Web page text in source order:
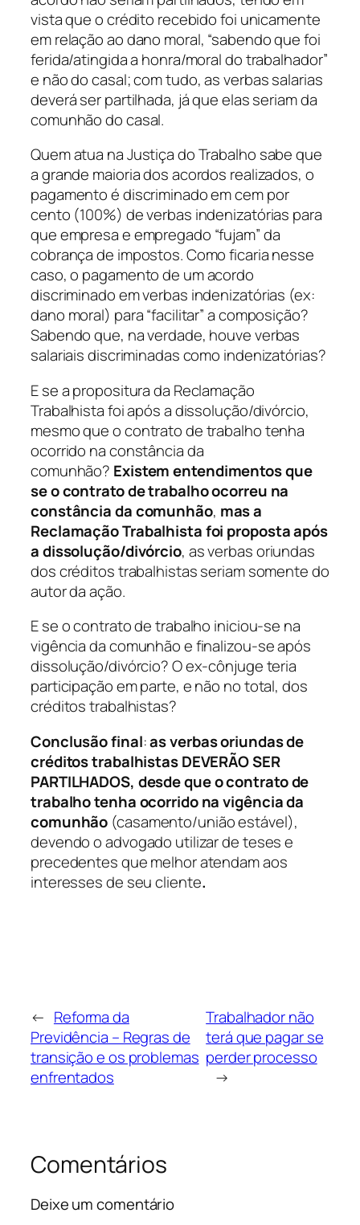
vista que o crédito recebido foi unicamente
em relação ao dano moral, “sabendo que foi
ferida/atingida a honra/moral do trabalhador”
e não do casal; com tudo, as verbas salarias
deverá ser partilhada, já que elas seriam da
comunhão do casal.
Quem atua na Justiça do Trabalho sabe que
a grande maioria dos acordos realizados, o
pagamento é discriminado em cem por
cento (100%) de verbas indenizatórias para
que empresa e empregado “fujam” da
cobrança de impostos. Como ficaria nesse
caso, o pagamento de um acordo
discriminado em verbas indenizatórias (ex:
dano moral) para “facilitar” a composição?
Sabendo que, na verdade, houve verbas
salariais discriminadas como indenizatórias?
E se a propositura da Reclamação
Trabalhista foi após a dissolução/divórcio,
mesmo que o contrato de trabalho tenha
ocorrido na constância da
comunhão? Existem entendimentos que
se o contrato de trabalho ocorreu na
constância da comunhão, mas a
Reclamação Trabalhista foi propostaapós
a dissolução/divórcio, as verbas oriundas
dos créditos trabalhistas seriam somente do
autor da ação.
E se o contrato de trabalho iniciou-se na
vigência da comunhão e finalizou-se após
dissolução/divórcio? O ex-cônjuge teria
participação em parte, e não no total, dos
créditos trabalhistas?
Conclusão final:as verbas oriundas de
créditos trabalhistas DEVERÃO SER
PARTILHADOS, desde que o contrato de
trabalho tenha ocorrido na vigência da
comunhão (casamento/união estável),
devendo o advogado utilizar de teses e
precedentes que melhor atendam aos
interesses de seu cliente.
← Reforma da
Previdência – Regras de
transição e os problemas
enfrentados
Trabalhador não
terá que pagar se
perder processo
→
Comentários
Deixe um comentário